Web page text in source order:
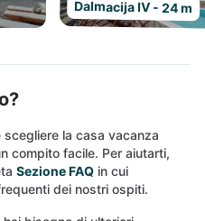
Dalmacija IV - 24 m
la casa vacanza
compito facile. Per aiutarti,
Sezione FAQ in cui
dei nostri ospiti.